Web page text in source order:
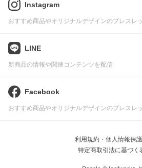
Instagram
おすすめ商品やオリジナルデザインのブレスレ
LINE
新商品の情報や関連コンテンツを配信
Facebook
おすすめ商品やオリジナルデザインのブレスレ
利用規約・個人情報保
特定商取引法に基づく